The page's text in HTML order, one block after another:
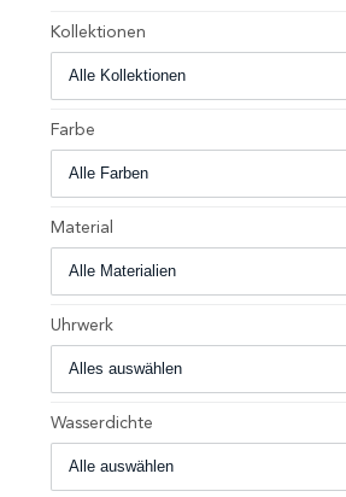
Kollektionen
Farbe
Material
Uhrwerk
Wasserdichte